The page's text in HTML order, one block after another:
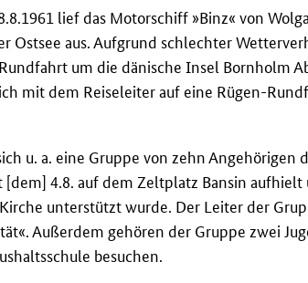
lief das Motorschiff »Binz« von
Ostsee aus. Aufgrund schlechter
um die dänische Insel Bornholm
mit dem Reiseleiter auf eine Rügen-
u. a. eine Gruppe von zehn Angehörigen
[dem] 4.8. auf dem Zeltplatz Bansin aufhielt
unterstützt wurde. Der Leiter der
Außerdem gehören der Gruppe zwei
besuchen.